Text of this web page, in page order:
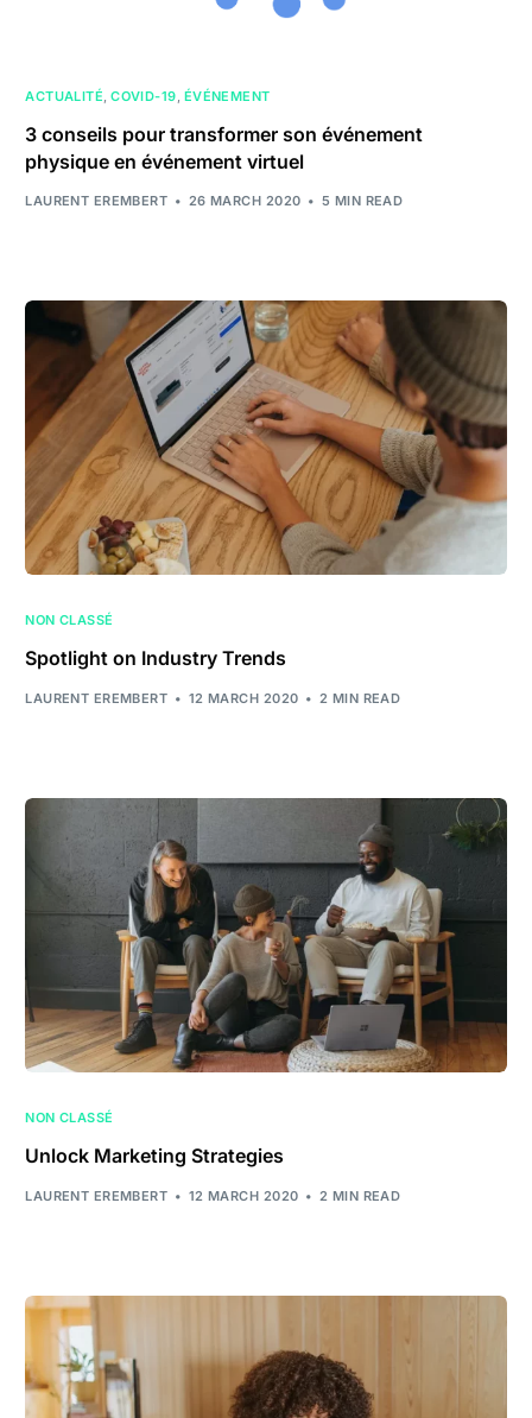
ACTUALITÉ ,COVID-19 ÉVÉNEMENT
3 conseils pour transformer son événement
physique en événement virtuel
LAURENT EREMBERT 26 MARCH 2020 5 MIN READ
NON CLASSÉ
Spotlight on Industry Trends
LAURENT EREMBERT 12 MARCH 2020 2 MIN READ
NON CLASSÉ
Unlock Marketing Strategies
LAURENT EREMBERT 12 MARCH 2020 2 MIN READ